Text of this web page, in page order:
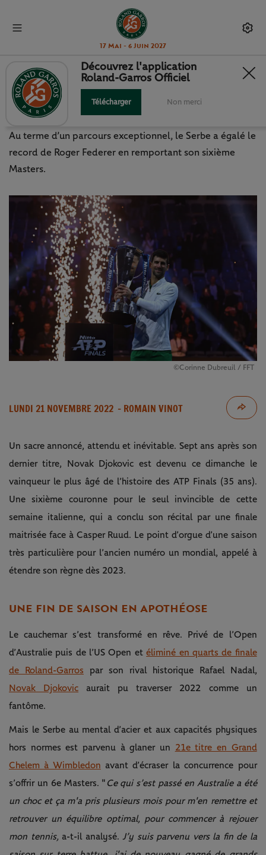
17 Mai - 6 Juin 2027
ATP FINALS : NOVAK DJOKOVIC,
LE COUP DE MAÎTRE
Au terme d’un parcours exceptionnel, le Serbe a égalé le
record de Roger Federer en remportant son sixième
Masters.
©Corinne Dubreuil / FFT
LUNDI 21 NOVEMBRE 2022 - ROMAIN VINOT
Un sacre annoncé, attendu et inévitable. Sept ans après son
dernier titre, Novak Djokovic est devenu ce dimanche le
vainqueur le plus âgé de l’histoire des ATP Finals (35 ans).
Une sixième couronne pour le seul invincible de cette
semaine italienne, qui a conclu son récital par une finale
maitrisée face à Casper Ruud. Le point d’orgue d’une saison
très particulière pour l’ancien numéro un mondial, appelé à
étendre son règne dès 2023.
UNE FIN DE SAISON EN APOTHÉOSE
Le cauchemar s’est transformé en rêve. Privé de l’Open
d’Australie puis de l’US Open etéliminé en quarts de finale
de Roland-Garros par son rival historique Rafael Nadal,
Novak Djokovic aurait pu traverser 2022 comme un
fantôme.
Mais le Serbe au mental d’acier et aux capacités physiques
hors normes est parvenu à glaner un 21e titre en Grand
Chelem à Wimbledon avant d’écraser la concurrence pour
s’offrir un 6e Masters. " Ce qui s’est passé en Australie a été
un choc et ça m'a pris plusieurs mois pour m'en remettre et
retrouver un équilibre optimal, pour commencer à rejouer
mon tennis, a-t-il analysé. J’y suis parvenu vers la fin de la
Découvrez l'application
Roland-Garros Officiel
Télécharger Non merci